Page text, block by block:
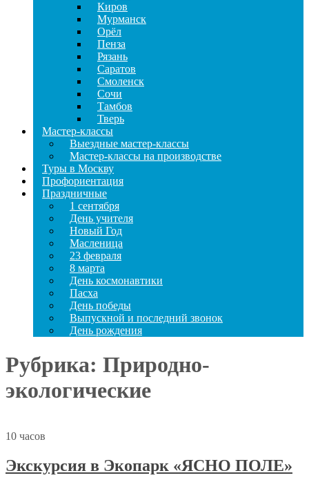
Киров
Мурманск
Орёл
Пенза
Рязань
Саратов
Смоленск
Сочи
Тамбов
Тверь
Мастер-классы
Выездные мастер-классы
Мастер-классы на производстве
Туры в Москву
Профориентация
Праздничные
1 сентября
День учителя
Новый Год
Масленица
23 февраля
8 марта
День космонавтики
Пасха
День победы
Выпускной и последний звонок
День рождения
Рубрика: Природно-
экологические
10 часов
Экскурсия в Экопарк «ЯСНО ПОЛЕ»